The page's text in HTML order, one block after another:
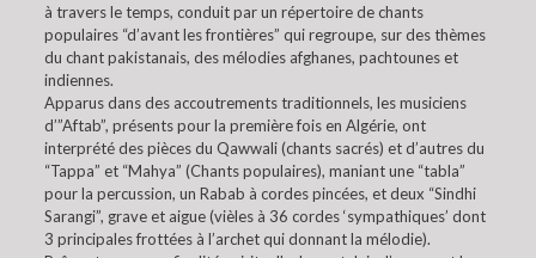
à travers le temps, conduit par un répertoire de chants
populaires “d’avant les frontières” qui regroupe, sur des thèmes
du chant pakistanais, des mélodies afghanes, pachtounes et
indiennes.
Apparus dans des accoutrements traditionnels, les musiciens
d’”Aftab”, présents pour la première fois en Algérie, ont
interprété des pièces du Qawwali (chants sacrés) et d’autres du
“Tappa” et “Mahya” (Chants populaires), maniant une “tabla”
pour la percussion, un Rabab à cordes pincées, et deux “Sindhi
Sarangi”, grave et aigue (vièles à 36 cordes ‘sympathiques’ dont
3 principales frottées à l’archet qui donnant la mélodie).